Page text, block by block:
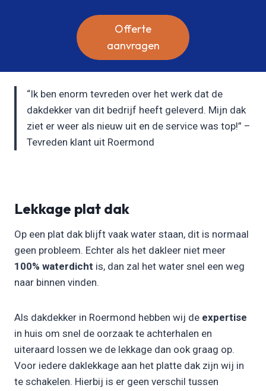
Offerte
aanvragen
“Ik ben enorm tevreden over het werk dat de
dakdekker van dit bedrijf heeft geleverd. Mijn dak
ziet er weer als nieuw uit en de service was top!” –
Tevreden klant uit Roermond
Lekkage plat dak
Op een plat dak blijft vaak water staan, dit is normaal
geen probleem. Echter als het dakleer niet meer
100% waterdicht is, dan zal het water snel een weg
naar binnen vinden.
Als dakdekker in Roermond hebben wij de expertise
in huis om snel de oorzaak te achterhalen en
uiteraard lossen we de lekkage dan ook graag op.
Voor iedere daklekkage aan het platte dak zijn wij in
te schakelen. Hierbij is er geen verschil tussen